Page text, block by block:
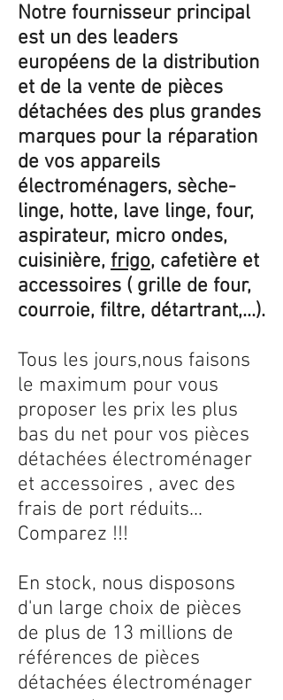
Notre fournisseur principal
est un des leaders
européens de la distribution
et de la vente de pièces
détachées des plus grandes
marques pour la réparation
de vos appareils
électroménagers, sèche-
linge, hotte, lave linge, four,
aspirateur, micro ondes,
cuisinière, frigo, cafetière et
accessoires ( grille de four,
courroie, filtre, détartrant,...).
Tous les jours,nous faisons
le maximum pour vous
proposer les prix les plus
bas du net pour vos pièces
détachées électroménager
et accessoires , avec des
frais de port réduits...
Comparez !!!
En stock, nous disposons
d'un large choix de pièces
de plus de 13 millions de
références de pièces
détachées électroménager